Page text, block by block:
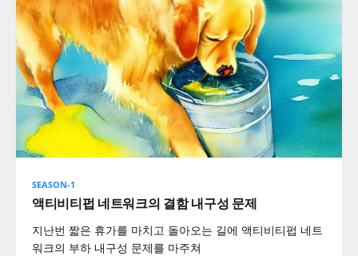
SEASON-1
액티비티펍 네트워크의 결함 내구성 문제
지난번 짧은 휴가를 마치고 돌아오는 길에 액티비티펍 네트
워크의 부하 내구성 문제를 마주쳐